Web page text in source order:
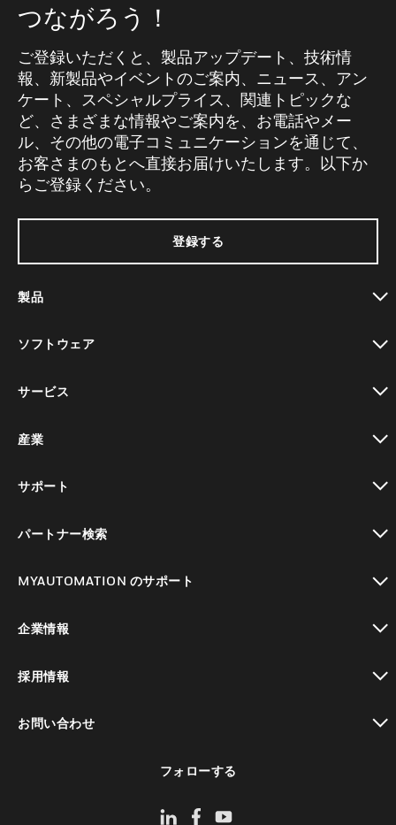
つながろう！
ご登録いただくと、製品アップデート、技術情
報、新製品やイベントのご案内、ニュース、アン
ケート、スペシャルプライス、関連トピックな
ど、さまざまな情報やご案内を、お電話やメー
ル、その他の電子コミュニケーションを通じて、
お客さまのもとへ直接お届けいたします。以下か
らご登録ください。
登録する
製品
ソフトウェア
サービス
産業
サポート
パートナー検索
MYAUTOMATION のサポート
企業情報
採用情報
お問い合わせ
フォローする